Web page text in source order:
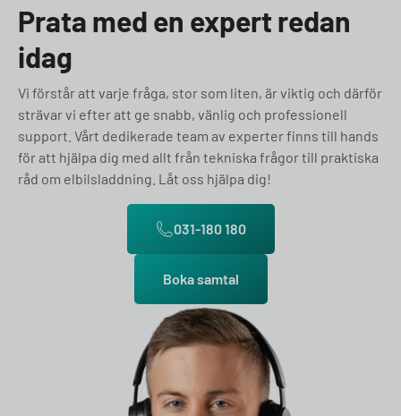
Prata med en expert redan
idag
Vi förstår att varje fråga, stor som liten, är viktig och därför
strävar vi efter att ge snabb, vänlig och professionell
support. Vårt dedikerade team av experter finns till hands
för att hjälpa dig med allt från tekniska frågor till praktiska
råd om elbilsladdning. Låt oss hjälpa dig!
031-180 180
Boka samtal